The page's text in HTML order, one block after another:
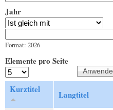
Jahr
Format: 2026
Elemente pro Seite
Kurztitel Langtitel